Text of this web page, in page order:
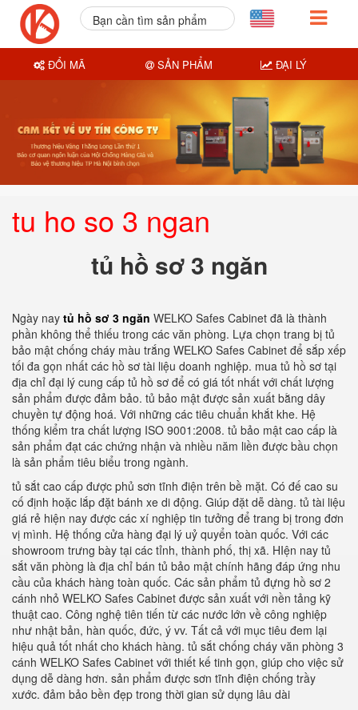
tu ho so 3 ngan
tủ hồ sơ 3 ngăn
Ngày nay tủ hồ sơ 3 ngăn WELKO Safes Cabinet đã là thành
phần không thể thiếu trong các văn phòng. Lựa chọn trang bị tủ
bảo mật chống cháy màu trắng WELKO Safes Cabinet để sắp xếp
tối đa gọn nhất các hồ sơ tài liệu doanh nghiệp. mua tủ hồ sơ tại
địa chỉ đại lý cung cấp tủ hồ sơ để có giá tốt nhất với chất lượng
sản phẩm được đảm bảo. tủ bảo mật được sản xuất bằng dây
chuyền tự động hoá. Với những các tiêu chuẩn khắt khe. Hệ
thống kiểm tra chất lượng ISO 9001:2008. tủ bảo mật cao cấp là
sản phẩm đạt các chứng nhận và nhiều năm liền được bầu chọn
là sản phẩm tiêu biểu trong ngành.
tủ sắt cao cấp được phủ sơn tĩnh điện trên bề mặt. Có đế cao su
cố định hoặc lắp đặt bánh xe di động. Giúp đặt dễ dàng. tủ tài liệu
giá rẻ hiện nay được các xí nghiệp tin tưởng để trang bị trong đơn
vị mình. Hệ thống cửa hàng đại lý uỷ quyển toàn quốc. Với các
showroom trưng bày tại các tỉnh, thành phố, thị xã. HIện nay tủ
sắt văn phòng là địa chỉ bán tủ bảo mật chính hãng đáp ứng nhu
cầu của khách hàng toàn quốc. Các sản phẩm tủ đựng hồ sơ 2
cánh nhỏ WELKO Safes Cabinet được sản xuất với nền tảng kỹ
thuật cao. Công nghệ tiên tiến từ các nước lớn về công nghiệp
như nhật bản, hàn quốc, đức, ý vv. Tất cả với mục tiêu đem lại
hiệu quả tốt nhất cho khách hàng. tủ sắt chống cháy văn phòng 3
cánh WELKO Safes Cabinet với thiết kế tinh gọn, giúp cho việc sử
dụng dễ dàng hơn. sản phẩm được sơn tĩnh điện chống trầy
xước. đảm bảo bền đẹp trong thời gian sử dụng lâu dài
Bạn cần tìm sản phẩm
ĐỔI MÃ SẢN PHẨM ĐẠI LÝ